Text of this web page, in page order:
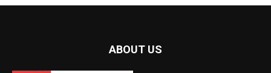
ABOUT US